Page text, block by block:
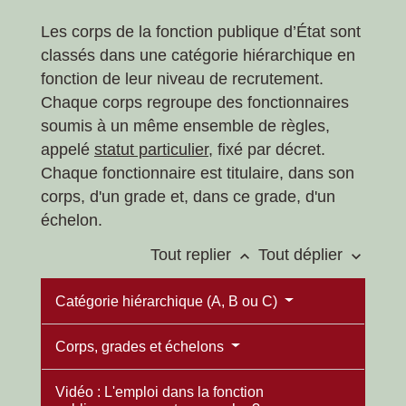
Les corps de la fonction publique d’État sont
classés dans une catégorie hiérarchique en
fonction de leur niveau de recrutement.
Chaque corps regroupe des fonctionnaires
soumis à un même ensemble de règles,
appelé statut particulier, fixé par décret.
Chaque fonctionnaire est titulaire, dans son
corps, d'un grade et, dans ce grade, d'un
échelon.
Tout replier keyboard_arrow_up Tout déplier keyboard_arrow_down
Catégorie hiérarchique (A, B ou C)
Corps, grades et échelons
Vidéo : L'emploi dans la fonction